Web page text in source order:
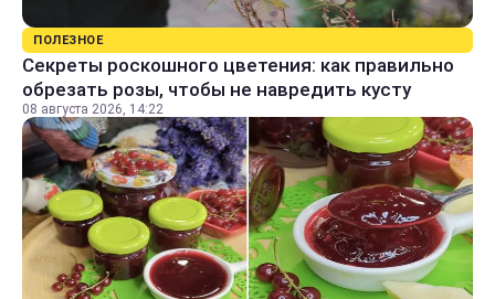
ПОЛЕЗНОЕ
Секреты роскошного цветения: как правильно
обрезать розы, чтобы не навредить кусту
08 августа 2026, 14:22